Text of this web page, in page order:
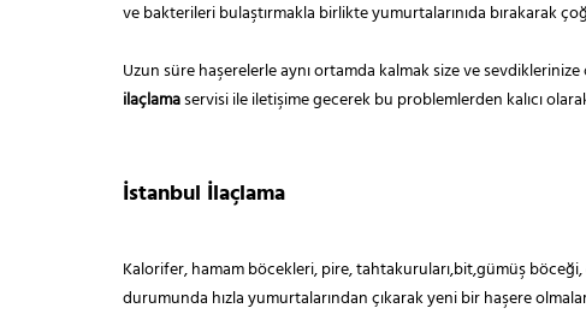
ve bakterileri bulaştırmakla birlikte yumurtalarınıda bırakarak
Uzun süre haşerelerle aynı ortamda kalmak size ve
ilaçlamaservisi ile iletişime gecerek bu problemlerden kalıcı
İstanbul İlaçlama
Kalorifer, hamam böcekleri, pire, tahtakuruları,bit,gümüş
durumunda hızla yumurtalarından çıkarak yeni bir haşere